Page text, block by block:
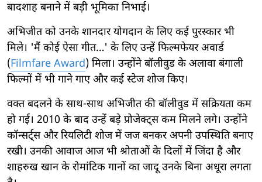
बादशाह बनाने में बड़ी भूमिका निभाई।
अभिजीत को उनके शानदार योगदान के लिए कई पुरस्कार भी
मिले। 'मैं कोई ऐसा गीत…' के लिए उन्हें फिल्मफेयर अवार्ड
(Filmfare Award) मिला। उन्होंने बॉलीवुड के अलावा बंगाली
फिल्मों में भी गाने गाए और कई स्टेज शोज किए।
वक्त बदलने के साथ-साथ अभिजीत की बॉलीवुड में सक्रियता कम
हो गई। 2010 के बाद उन्हें बड़े प्रोजेक्ट्स कम मिलने लगे। उन्होंने
कॉन्सर्ट्स और रियलिटी शोज में जज बनकर अपनी उपस्थिति बनाए
रखी। उनकी आवाज आज भी श्रोताओं के दिलों में जिंदा है और
शाहरुख खान के रोमांटिक गानों का जादू उनके बिना अधूरा लगता